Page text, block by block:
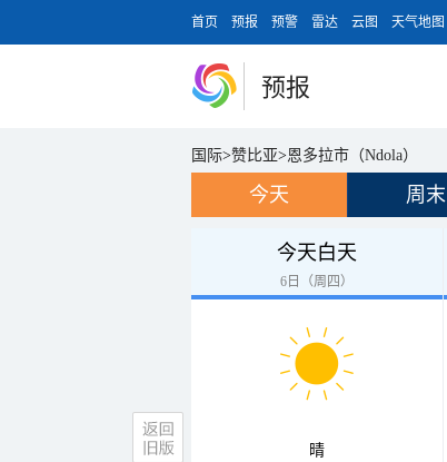
首页 预报 预警 雷达 云图 天气地图
预报
国际>赞比亚>恩多拉市（Ndola）
今天 周末
今天白天
6日（周四）
晴